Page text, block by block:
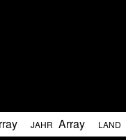
JAHR Array LAND